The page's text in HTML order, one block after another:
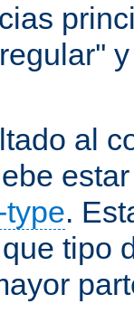
al
type.
tipo